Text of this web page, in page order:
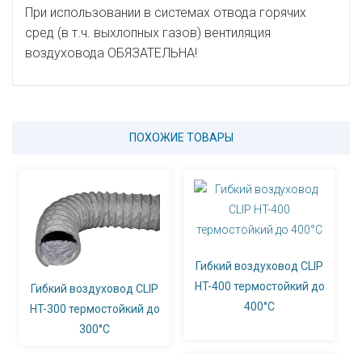
При использовании в системах отвода горячих
сред (в т.ч. выхлопных газов) вентиляция
воздуховода ОБЯЗАТЕЛЬНА!
ПОХОЖИЕ ТОВАРЫ
Гибкий воздуховод CLIP
HT-300 термостойкий до
300°С
Гибкий воздуховод CLIP
HT-400 термостойкий до
400°С